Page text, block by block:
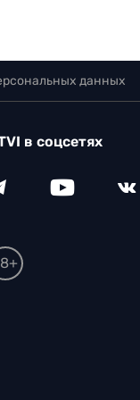
данных
в соцсетях